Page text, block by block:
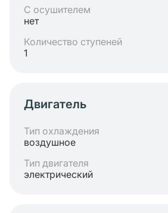
С осушителем
нет
Количество ступеней
1
Двигатель
Тип охлаждения
воздушное
Тип двигателя
электрический